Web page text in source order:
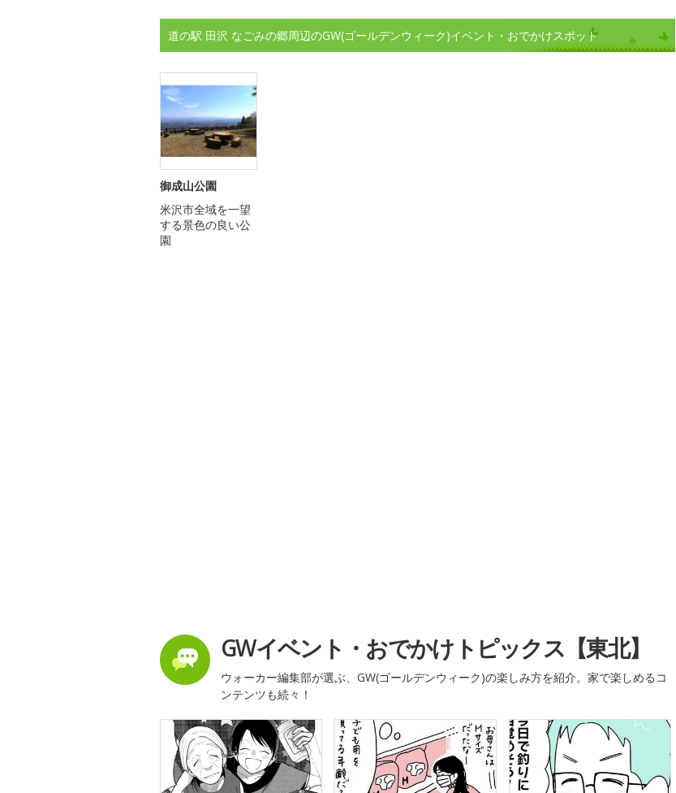
道の駅 田沢 なごみの郷周辺のGW(ゴールデンウィーク)イベント・おでかけスポット
御成山公園
米沢市全域を一望
する景色の良い公
園
GWイベント・おでかけトピックス【東北】
ウォーカー編集部が選ぶ、GW(ゴールデンウィーク)の楽しみ方を紹介。家で楽しめるコ
ンテンツも続々！